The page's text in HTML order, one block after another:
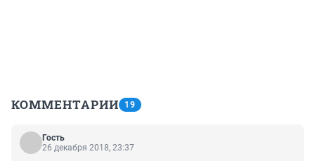
КОММЕНТАРИИ 19
Гость
26 декабря 2018, 23:37